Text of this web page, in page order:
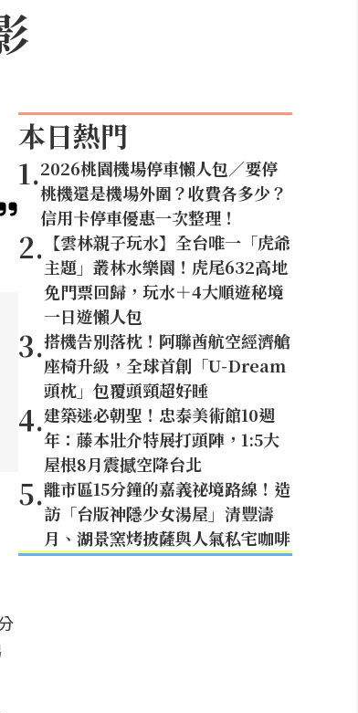
本日熱門
1.2026桃園機場停車懶人包／要停
桃機還是機場外圍？收費各多少？
信用卡停車優惠一次整理！
2. 【雲林親子玩水】全台唯一「虎爺
主題」叢林水樂園！虎尾632高地
免門票回歸，玩水＋4大順遊秘境
一日遊懶人包
3.搭機告別落枕！阿聯酋航空經濟艙
座椅升級，全球首創「U-Dream
頭枕」包覆頭頸超好睡
4.建築迷必朝聖！忠泰美術館10週
年：藤本壯介特展打頭陣，1:5大
屋根8月震撼空降台北
5.離市區15分鐘的嘉義祕境路線！造
訪「台版神隱少女湯屋」清豐濤
月、湖景窯烤披薩與人氣私宅咖啡